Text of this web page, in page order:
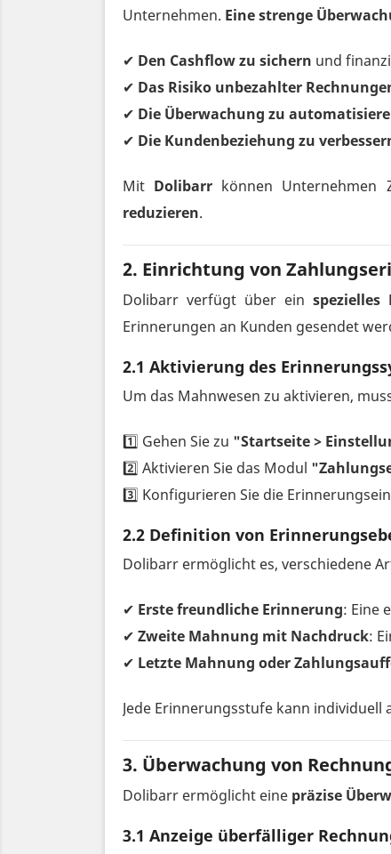
Unternehmen. Eine strenge
✔ Den Cashflow zu sichern und
✔ Das Risiko unbezahlter
✔ Die Überwachung zu
✔ Die Kundenbeziehung zu
Mit Dolibarr können Unternehmen
reduzieren.
2. Einrichtung von
Dolibarr verfügt über ein
Erinnerungen an Kunden gesendet
2.1 Aktivierung des
Um das Mahnwesen zu aktivieren,
1️⃣ Gehen Sie zu "Startseite >
2️⃣ Aktivieren Sie das Modul
3️⃣ Konfigurieren Sie die
2.2 Definition von
Dolibarr ermöglicht es, verschiedene
✔ Erste freundliche Erinnerung: Eine
✔ Zweite Mahnung mit Nachdruck:
✔ Letzte Mahnung oder
Jede Erinnerungsstufe kann individuell
3. Überwachung von
Dolibarr ermöglicht eine präzise
3.1 Anzeige überfälliger